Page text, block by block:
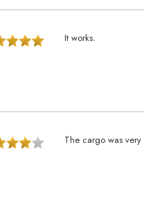
It works.
The cargo was